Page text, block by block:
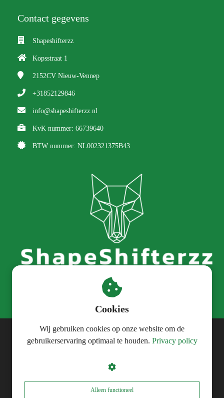
Contact gegevens
Shapeshifterzz
Kopsstraat 1
2152CV Nieuw-Vennep
+31852129846
info@shapeshifterzz.nl
KvK nummer: 66739640
BTW nummer: NL002321375B43
© ShapeShifterzz
Cookies
Wij gebruiken cookies op onze website om de
gebruikerservaring optimaal te houden. Privacy policy
Alleen functioneel